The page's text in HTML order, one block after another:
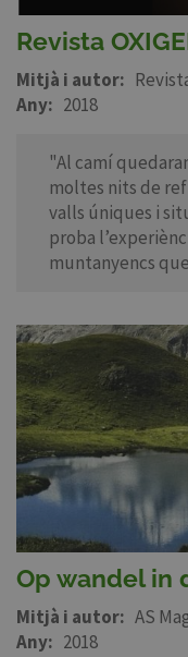
Revista
Mitjà i autor
Any
2018
"Al camí
moltes nits de
valls úniques i
proba
muntanyencs
Op wandel in
Mitjà i autor
AS
Any
2018